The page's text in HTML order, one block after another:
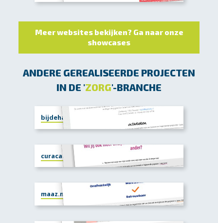
Meer websites bekijken? Ga naar onze
showcases
ANDERE GEREALISEERDE PROJECTEN
IN DE 'ZORG'-BRANCHE
bijdehalte.nl
curacalda.nl
maaz.nl